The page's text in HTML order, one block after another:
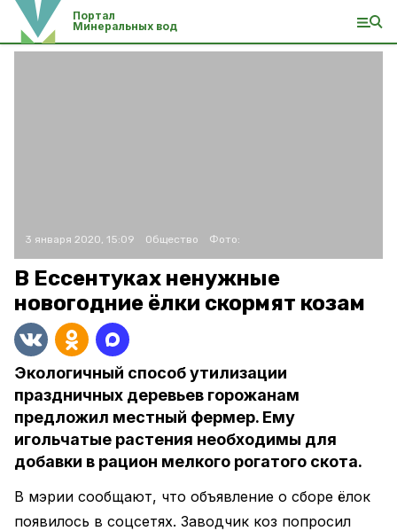
Портал
Минеральных вод
3 января 2020, 15:09 Общество Фото:
В Ессентуках ненужные
новогодние ёлки скормят козам
Экологичный способ утилизации
праздничных деревьев горожанам
предложил местный фермер. Ему
игольчатые растения необходимы для
добавки в рацион мелкого рогатого скота.
В мэрии сообщают, что объявление о сборе ёлок
появилось в соцсетях. Заводчик коз попросил